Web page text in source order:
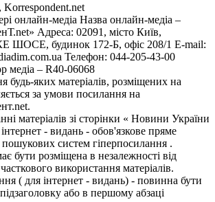
онлайн-медіа Назва онлайн-медіа –
Адреса: 02091, місто Київ,
ШОСЕ, будинок 172-Б, офіс 208/1 E-mail:
Телефон: 044-205-43-00
медіа – R40-06068
будь-яких матеріалів, розміщених на
за умови посилання на
матеріалів зі сторінки « Новини України
інтернет - видань - обов'язкове пряме
пошукових систем гіперпосилання .
бути розміщена в незалежності від
використання матеріалів.
( для інтернет - видань) - повинна бути
або в першому абзаці